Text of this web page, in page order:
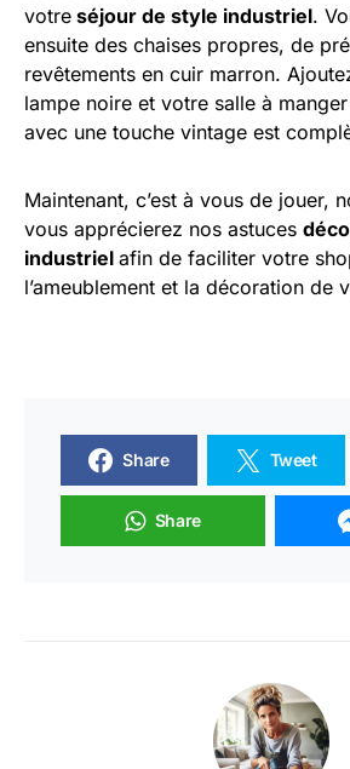
votre séjour de style industriel.
ensuite des chaises propres, de
revêtements en cuir marron.
lampe noire et votre salle à
avec une touche vintage est
Maintenant, c’est à vous de jouer,
vous apprécierez nos astuces
industriel afin de faciliter votre
l’ameublement et la décoration de
Share Tweet
Share